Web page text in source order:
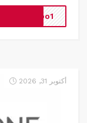
opo1
أكتوبر 31, 2026